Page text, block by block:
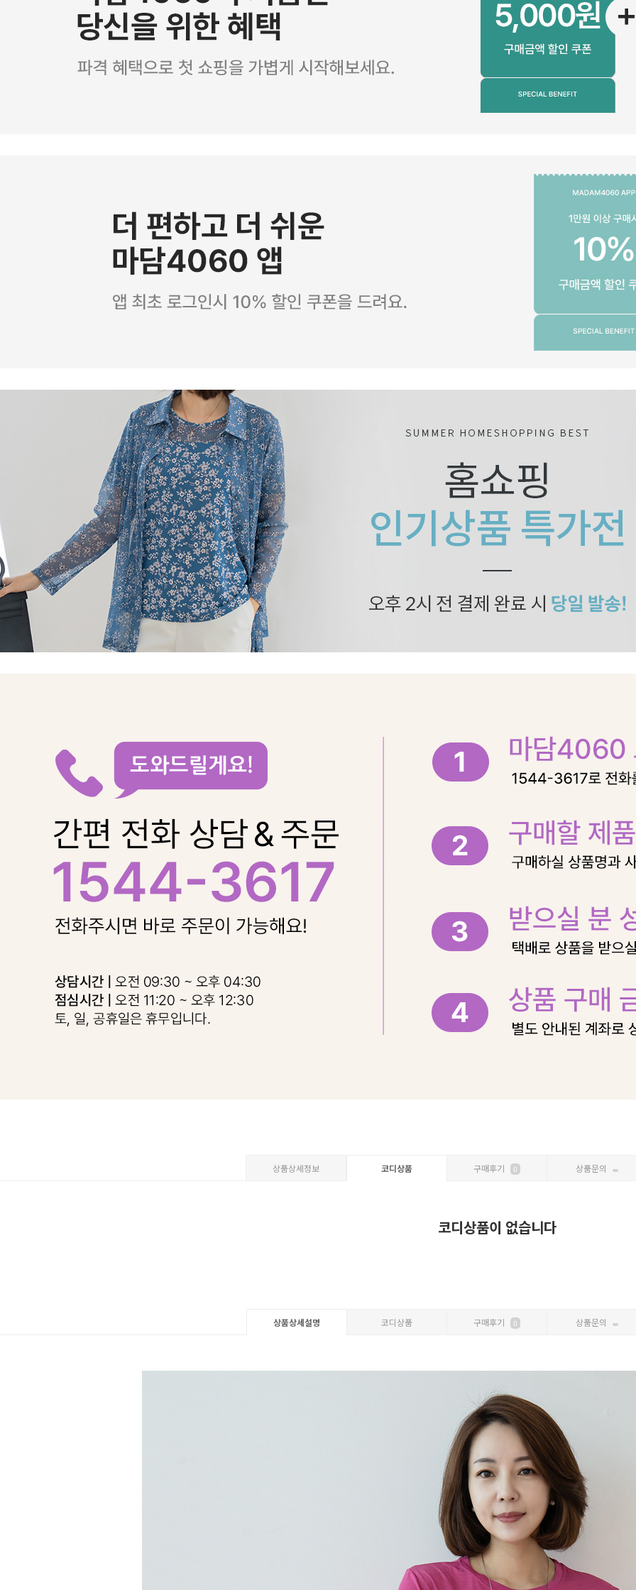
상품상세정보 코디상품 구매후기 0 상품문의
코디상품이 없습니다
상품상세설명 코디상품 구매후기 0 상품문의